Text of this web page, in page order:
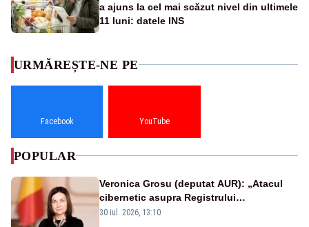
a ajuns la cel mai scăzut nivel din ultimele
11 luni: datele INS
URMĂREȘTE-NE PE
Facebook YouTube
POPULAR
Veronica Grosu (deputat AUR): „Atacul
cibernetic asupra Registrului
Proprietăților transmite un semnal de
30 iul. 2026, 13:10